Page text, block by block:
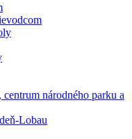
národného parku a
Lobau